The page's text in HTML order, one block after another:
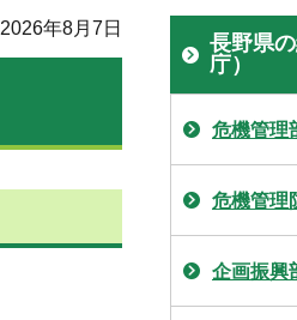
年8月7日
長野県
庁）
危機管理
危機管理
企画振興